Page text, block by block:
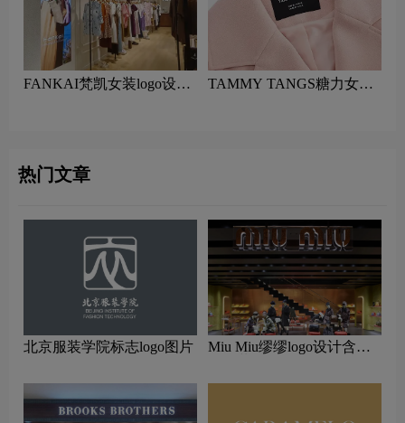
FANKAI梵凯女装logo设计
TAMMY TANGS糖力女装
热门文章
北京服装学院标志logo图片
Miu Miu缪缪logo设计含义